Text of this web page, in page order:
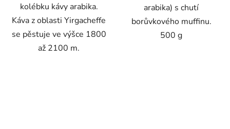
kolébku kávy arabika.
Káva z oblasti Yirgacheffe
se pěstuje ve výšce 1800
až 2100 m.
arabika) s chutí
borůvkového muffinu.
500 g